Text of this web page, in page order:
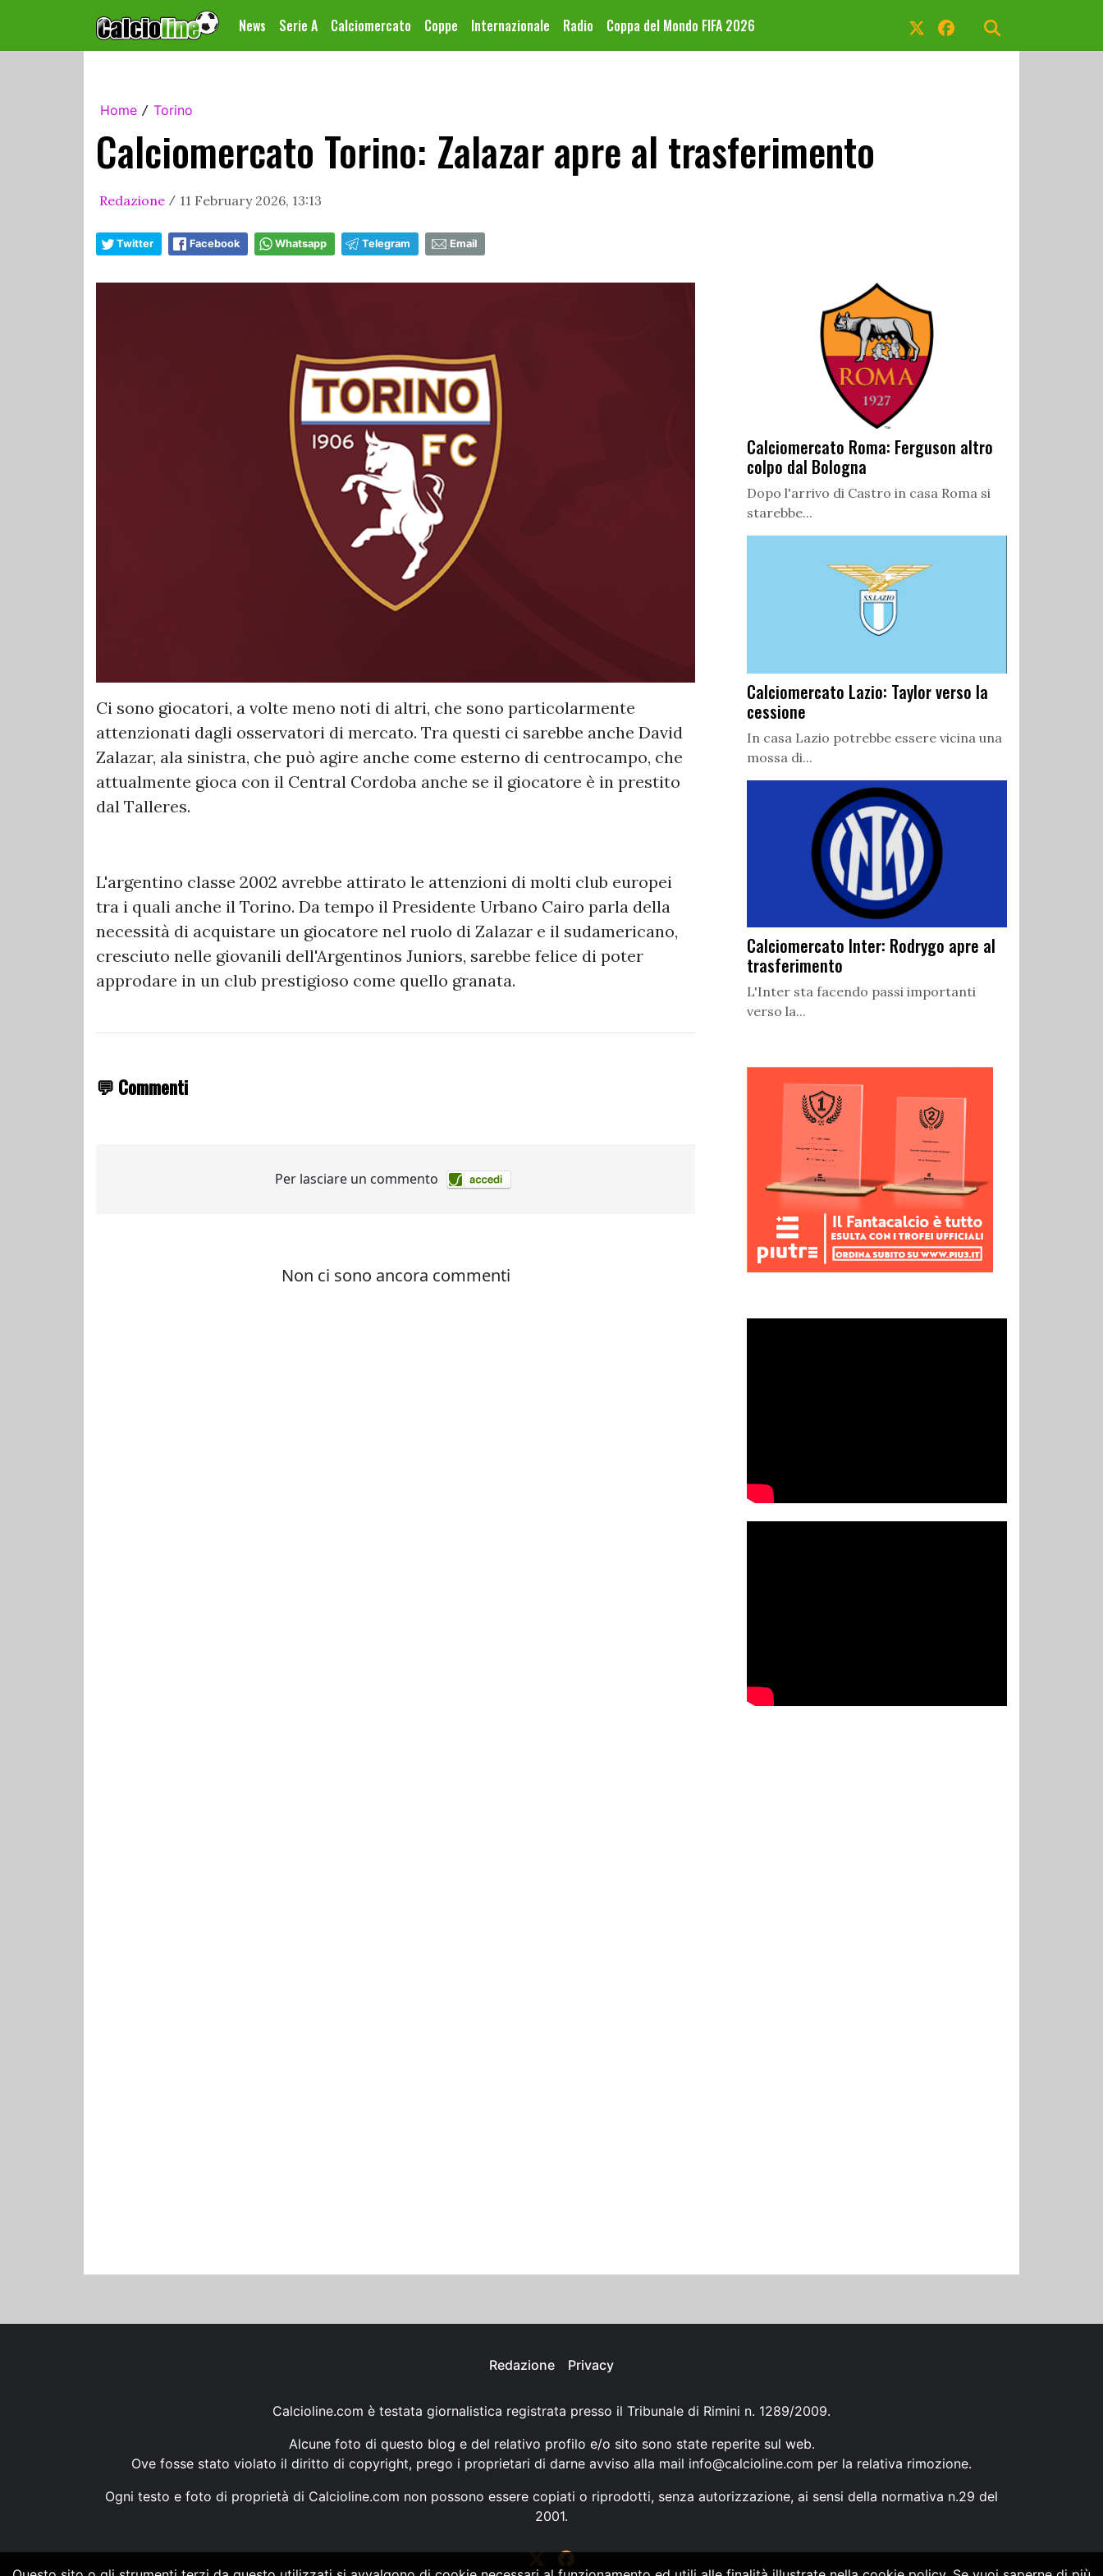
News Serie A Calciomercato Coppe Internazionale Radio Coppa del Mondo FIFA 2026
Home / Torino
Calciomercato Torino: Zalazar apre al trasferimento
Redazione / 11 February 2026, 13:13
Twitter Facebook Whatsapp Telegram Email
Ci sono giocatori, a volte meno noti di altri, che sono particolarmente
attenzionati dagli osservatori di mercato. Tra questi ci sarebbe anche David
Zalazar, ala sinistra, che può agire anche come esterno di centrocampo, che
attualmente gioca con il Central Cordoba anche se il giocatore è in prestito
dal Talleres.
L'argentino classe 2002 avrebbe attirato le attenzioni di molti club europei
tra i quali anche il Torino. Da tempo il Presidente Urbano Cairo parla della
necessità di acquistare un giocatore nel ruolo di Zalazar e il sudamericano,
cresciuto nelle giovanili dell'Argentinos Juniors, sarebbe felice di poter
approdare in un club prestigioso come quello granata.
💬 Commenti
Calciomercato Roma: Ferguson altro
colpo dal Bologna
Dopo l'arrivo di Castro in casa Roma si
starebbe...
Calciomercato Lazio: Taylor verso la
cessione
In casa Lazio potrebbe essere vicina una
mossa di...
Calciomercato Inter: Rodrygo apre al
trasferimento
L'Inter sta facendo passi importanti
verso la...
Redazione Privacy
Calcioline.com è testata giornalistica registrata presso il Tribunale di Rimini n. 1289/2009.
Alcune foto di questo blog e del relativo profilo e/o sito sono state reperite sul web.
Ove fosse stato violato il diritto di copyright, prego i proprietari di darne avviso alla mail info@calcioline.com per la relativa rimozione.
Ogni testo e foto di proprietà di Calcioline.com non possono essere copiati o riprodotti, senza autorizzazione, ai sensi della normativa n.29 del
2001.